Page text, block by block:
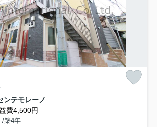
ンテモレーノ
費4,500円
/築4年